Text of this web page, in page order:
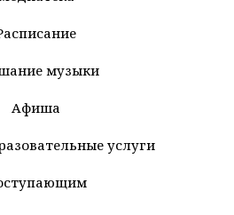
музыки
Афиша
услуги